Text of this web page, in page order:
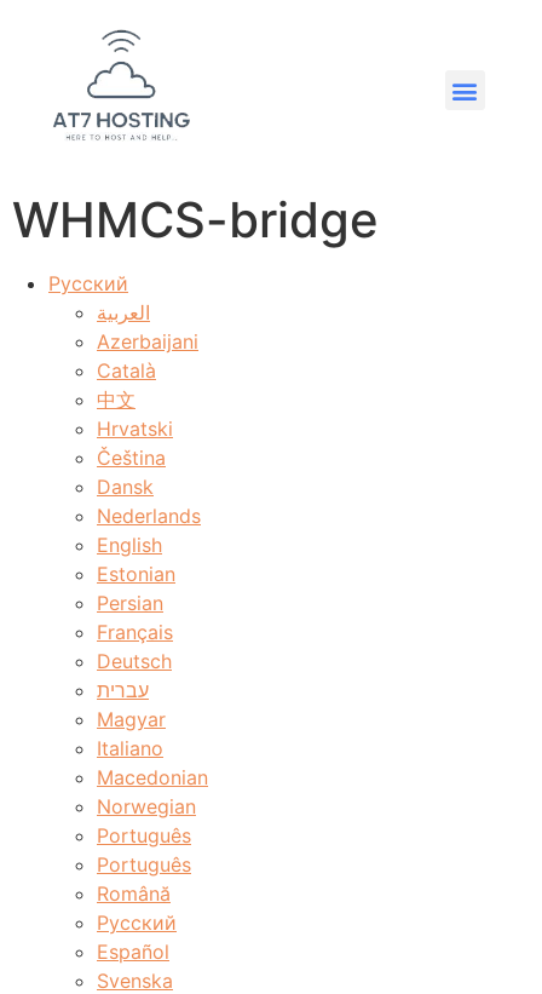
WHMCS-bridge
Русский
العربية
Azerbaijani
Català
中文
Hrvatski
Čeština
Dansk
Nederlands
English
Estonian
Persian
Français
Deutsch
עברית
Magyar
Italiano
Macedonian
Norwegian
Português
Português
Română
Русский
Español
Svenska